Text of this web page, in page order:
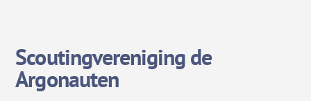
Scoutingvereniging de
Argonauten